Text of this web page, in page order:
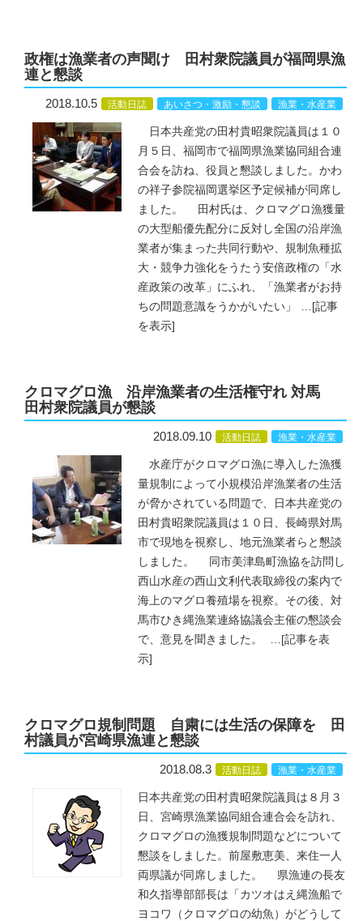
政権は漁業者の声聞け 田村衆院議員が福岡県漁
連と懇談
2018.10.5 活動日誌 あいさつ・激励・懇談 漁業・水産業
日本共産党の田村貴昭衆院議員は１０
月５日、福岡市で福岡県漁業協同組合連
合会を訪ね、役員と懇談しました。かわ
の祥子参院福岡選挙区予定候補が同席し
ました。 田村氏は、クロマグロ漁獲量
の大型船優先配分に反対し全国の沿岸漁
業者が集まった共同行動や、規制魚種拡
大・競争力強化をうたう安倍政権の「水
産政策の改革」にふれ、「漁業者がお持
ちの問題意識をうかがいたい」
… [記事
を表示]
クロマグロ漁 沿岸漁業者の生活権守れ 対馬
田村衆院議員が懇談
2018.09.10 活動日誌 漁業・水産業
水産庁がクロマグロ漁に導入した漁獲
量規制によって小規模沿岸漁業者の生活
が脅かされている問題で、日本共産党の
田村貴昭衆院議員は１０日、長崎県対馬
市で現地を視察し、地元漁業者らと懇談
しました。 同市美津島町漁協を訪問し
西山水産の西山文利代表取締役の案内で
海上のマグロ養殖場を視察。その後、対
馬市ひき縄漁業連絡協議会主催の懇談会
で、意見を聞きました。
… [記事を表
示]
クロマグロ規制問題 自粛には生活の保障を 田
村議員が宮崎県漁連と懇談
2018.08.3 活動日誌 漁業・水産業
日本共産党の田村貴昭衆院議員は８月３
日、宮崎県漁業協同組合連合会を訪れ、
クロマグロの漁獲規制問題などについて
懇談をしました。前屋敷恵美、来住一人
両県議が同席しました。 県漁連の長友
和久指導部部長は「カツオはえ縄漁船で
ヨコワ（クロマグロの幼魚）がどうして